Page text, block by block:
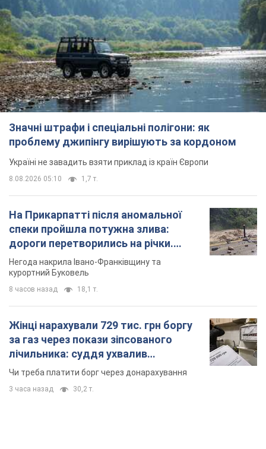
Значні штрафи і спеціальні полігони: як
проблему джипінгу вирішують за кордоном
Україні не завадить взяти приклад із країн Європи
8.08.2026 05:10 1,7 т.
На Прикарпатті після аномальної
спеки пройшла потужна злива:
дороги перетворились на річки.
Відео
Негода накрила Івано-Франківщину та
курортний Буковель
8 часов назад 18,1 т.
Жінці нарахували 729 тис. грн боргу
за газ через покази зіпсованого
лічильника: суддя ухвалив
неочікуване рішення
Чи треба платити борг через донарахування
3 часа назад 30,2 т.